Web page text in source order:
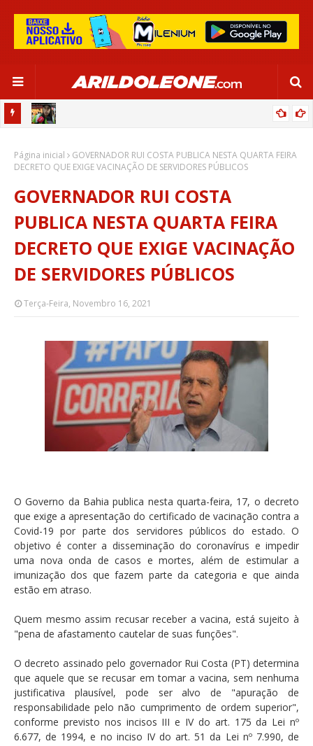
ESPORTE (TV BAHIA - REDE GLOBO 03/06/2024)
Página inicial
GOVERNADOR RUI COSTA PUBLICA NESTA QUARTA FEIRA
DECRETO QUE EXIGE VACINAÇÃO DE SERVIDORES PÚBLICOS
GOVERNADOR RUI COSTA
PUBLICA NESTA QUARTA FEIRA
DECRETO QUE EXIGE VACINAÇÃO
DE SERVIDORES PÚBLICOS
Terça-Feira, Novembro 16, 2021
O Governo da Bahia publica nesta quarta-feira, 17, o decreto
que exige a apresentação do certificado de vacinação contra a
Covid-19 por parte dos servidores públicos do estado. O
objetivo é conter a disseminação do coronavírus e impedir
uma nova onda de casos e mortes, além de estimular a
imunização dos que fazem parte da categoria e que ainda
estão em atraso.
Quem mesmo assim recusar receber a vacina, está sujeito à
"pena de afastamento cautelar de suas funções".
O decreto assinado pelo governador Rui Costa (PT) determina
que aquele que se recusar em tomar a vacina, sem nenhuma
justificativa plausível, pode ser alvo de "apuração de
responsabilidade pelo não cumprimento de ordem superior",
conforme previsto nos incisos III e IV do art. 175 da Lei nº
6.677, de 1994, e no inciso IV do art. 51 da Lei nº 7.990, de